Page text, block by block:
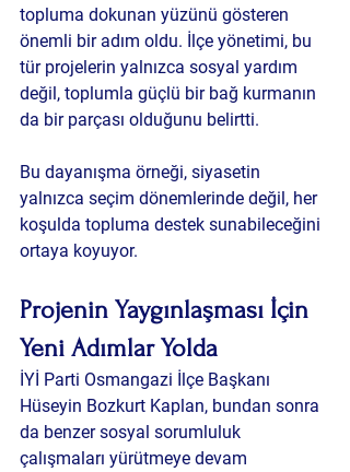
topluma dokunan yüzünü gösteren
önemli bir adım oldu. İlçe yönetimi, bu
tür projelerin yalnızca sosyal yardım
değil, toplumla güçlü bir bağ kurmanın
da bir parçası olduğunu belirtti.
Bu dayanışma örneği, siyasetin
yalnızca seçim dönemlerinde değil, her
koşulda topluma destek sunabileceğini
ortaya koyuyor.
Projenin Yaygınlaşması İçin
Yeni Adımlar Yolda
İYİ Parti Osmangazi İlçe Başkanı
Hüseyin Bozkurt Kaplan, bundan sonra
da benzer sosyal sorumluluk
çalışmaları yürütmeye devam